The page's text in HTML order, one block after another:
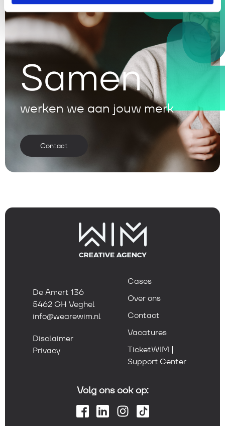
Samen
werken we aan jouw merk
Contact
De Amert 136
5462 GH Veghel
info@wearewim.nl
Disclaimer
Privacy
Cases
Over ons
Contact
Vacatures
TicketWIM |
Support Center
Volg ons ook op: